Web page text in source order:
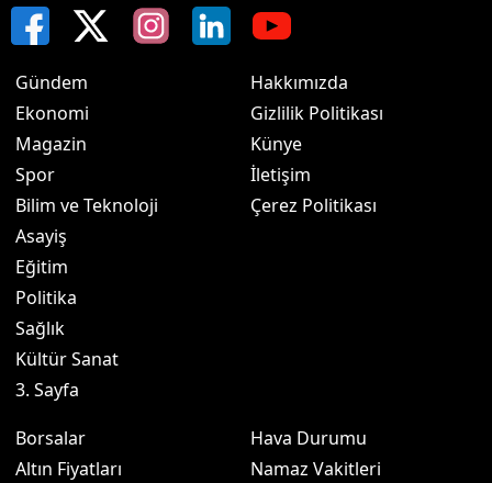
Gündem
Ekonomi
Magazin
Spor
Bilim ve Teknoloji
Asayiş
Eğitim
Politika
Sağlık
Kültür Sanat
3. Sayfa
Hakkımızda
Gizlilik Politikası
Künye
İletişim
Çerez Politikası
Borsalar
Altın Fiyatları
Hava Durumu
Namaz Vakitleri